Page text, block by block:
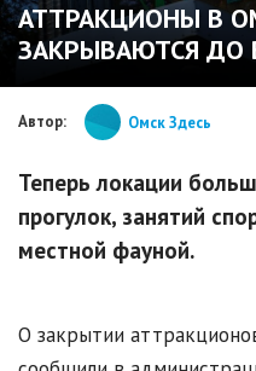
АТТРАКЦИОНЫ В
ЗАКРЫВАЮТСЯ ДО
Автор: Омск Здесь
Теперь локации
прогулок, занятий
местной фауной.
О закрытии